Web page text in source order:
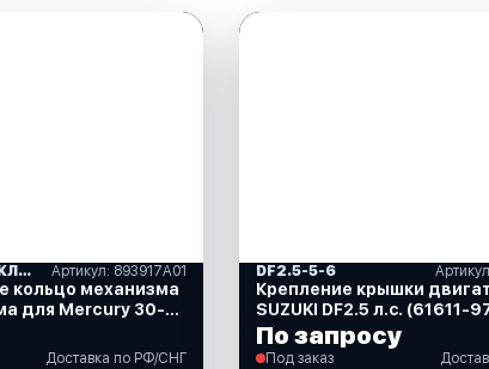
САЛЬНИКИ- ПРОКЛАДКИ "MERCURY" (16) Артикул: 893917A01
кольцо механизма
для Mercury 30-
Доставка по РФ/СНГ
DF2.5-5-6
Крепление крышки
SUZUKI DF2.5 л.с. (61611-
По запросу
Под заказ